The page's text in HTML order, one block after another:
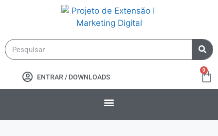
ENTRAR / DOWNLOADS
0